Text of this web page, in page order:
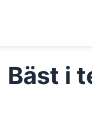
Bäst i